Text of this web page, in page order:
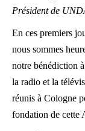
Président de
En ces premiers
nous sommes
notre bénédiction
la radio et la
réunis à Cologne
fondation de cette